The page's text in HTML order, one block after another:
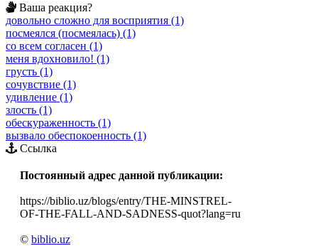
Ваша реакция?
довольно сложно для восприятия (1)
посмеялся (посмеялась) (1)
со всем согласен (1)
меня вдохновило! (1)
грусть (1)
сочувствие (1)
удивление (1)
злость (1)
обескураженность (1)
вызвало обеспокоенность (1)
Ссылка
Постоянный адрес данной публикации:
https://biblio.uz/blogs/entry/THE-MINSTREL-
OF-THE-FALL-AND-SADNESS-quot?lang=ru
© biblio.uz